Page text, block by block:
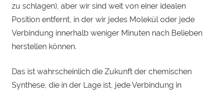
zu schlagen), aber wir sind weit von einer idealen
Position entfernt, in der wir jedes Molekül oder jede
Verbindung innerhalb weniger Minuten nach Belieben
herstellen können.
Das ist wahrscheinlich die Zukunft der chemischen
Synthese, die in der Lage ist, jede Verbindung in